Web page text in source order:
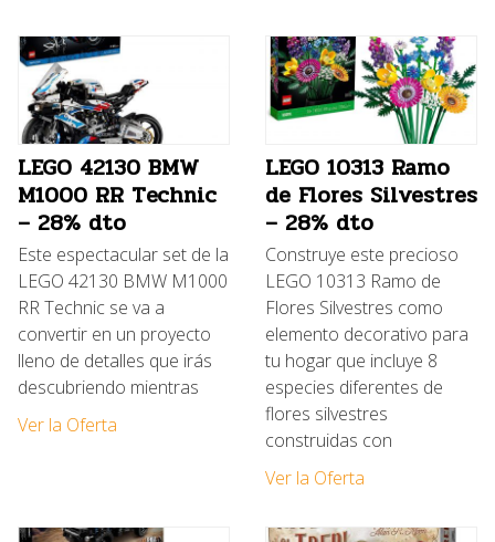
LEGO 42130 BMW
M1000 RR Technic
– 28% dto
Este espectacular set de la
LEGO 42130 BMW M1000
RR Technic se va a
convertir en un proyecto
lleno de detalles que irás
descubriendo mientras
Ver la Oferta
LEGO 10313 Ramo
de Flores Silvestres
– 28% dto
Construye este precioso
LEGO 10313 Ramo de
Flores Silvestres como
elemento decorativo para
tu hogar que incluye 8
especies diferentes de
flores silvestres
construidas con
Ver la Oferta